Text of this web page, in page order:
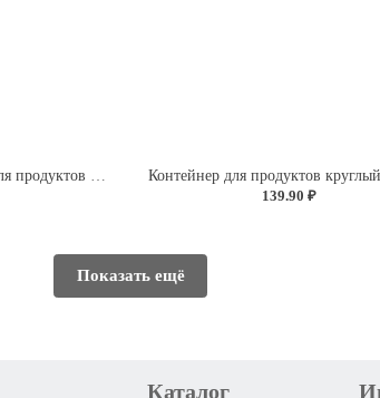
Комплект контейнеров для продуктов прямоугольных 3 шт. (0,5л+0,85л+1,5л) (светло-розовый)
139.90 ₽
Показать ещё
Каталог